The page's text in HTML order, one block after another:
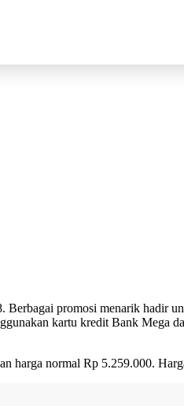
promosi menarik hadir
kartu kredit Bank
harga normal Rp 5.259.000.